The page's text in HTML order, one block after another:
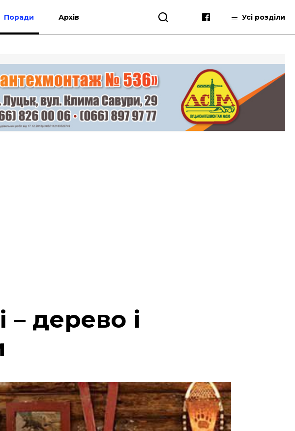
Поради Архів Усі розділи
– дерево і